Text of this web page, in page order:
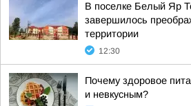
В поселке Белый Яр
завершилось
территории
12:30
Почему здоровое
и невкусным?